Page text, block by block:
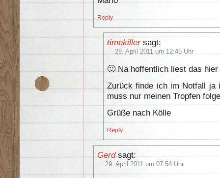
Reply
timekiller sagt:
29. April 2011 um 12:46 Uhr
🙂 Na hoffentlich liest das
Zurück finde ich im Notfall ja
muss nur meinen Tropfen
Grüße nach Kölle
Reply
Gerd sagt:
29. April 2011 um 07:54 Uhr